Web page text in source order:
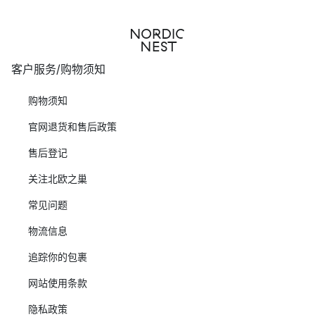
客户服务/购物须知
购物须知
官网退货和售后政策
售后登记
关注北欧之巢
常见问题
物流信息
追踪你的包裹
网站使用条款
隐私政策